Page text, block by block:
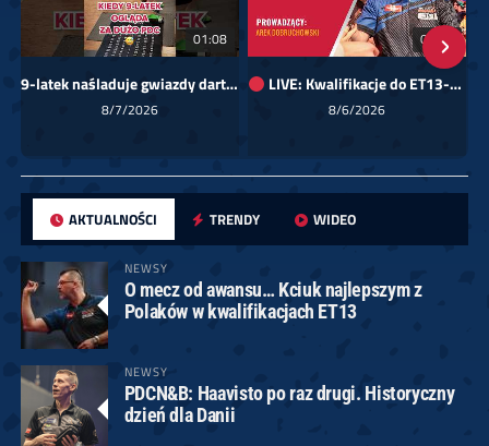
01:08
9-latek naśladuje gwiazdy darta!
8/7/2026
00:00
LIVE: Kwalifikacje do ET13-14 dla Europy Wschodniej
8/6/2026
AKTUALNOŚCI TRENDY WIDEO
NEWSY
O mecz od awansu… Kciuk najlepszym z
Polaków w kwalifikacjach ET13
NEWSY
PDCN&B: Haavisto po raz drugi. Historyczny
dzień dla Danii